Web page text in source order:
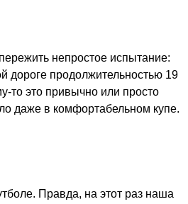
непростое испытание:
дороге продолжительностью 19
то это привычно или просто
даже в комфортабельном купе.
Правда, на этот раз наша